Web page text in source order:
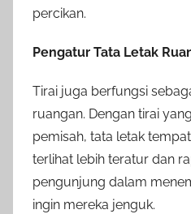
percikan.
Pengatur Tata Letak
Tirai juga berfungsi
ruangan. Dengan tirai
pemisah, tata letak
terlihat lebih teratur dan
pengunjung dalam
ingin mereka jenguk.